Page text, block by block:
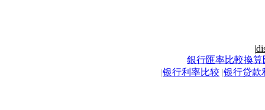
|
銀行匯率比較換算
|银行利率比较 |银行贷款